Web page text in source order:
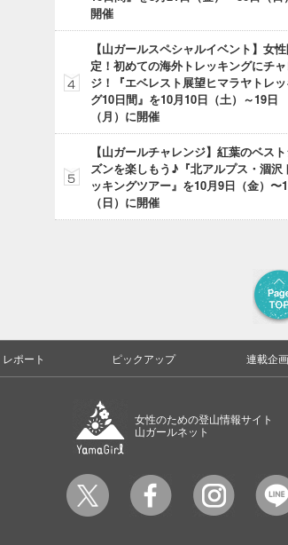
開催
【山ガールスペシャルイベント】女
定！初めての海外トレッキングにチ
ジ！『エベレスト展望ヒマラヤトレ
グ10日間』を10月10日（土）～19日
（月）に開催
【山ガールチャレンジ】紅葉のベス
ズンを楽しもう♪『北アルプス・涸沢
ッキングツアー』を10月9日（金）〜
（日）に開催
レポート ピックアップ 連載企画
女性のための登山情報サイト
山ガールネット